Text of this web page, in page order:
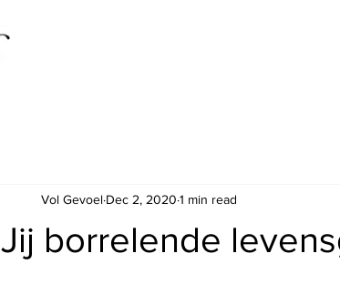
Jij borrelende
Vol Gevoel Dec 2, 2020 1 min read